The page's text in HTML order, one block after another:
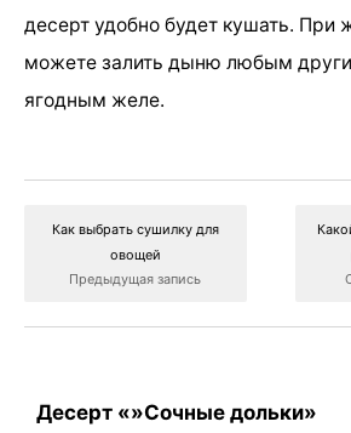
десерт удобно будет кушать. При
можете залить дыню любым
ягодным желе.
Как выбрать сушилку для
овощей
Предыдущая запись
Десерт «»Сочные дольки»